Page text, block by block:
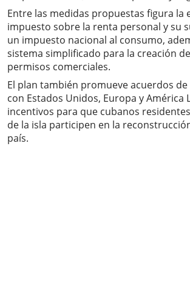
Entre las medidas propuestas figura la
impuesto sobre la renta personal y su
un impuesto nacional al consumo,
sistema simplificado para la creación
permisos comerciales.
El plan también promueve acuerdos
con Estados Unidos, Europa y América
incentivos para que cubanos
de la isla participen en la
país.